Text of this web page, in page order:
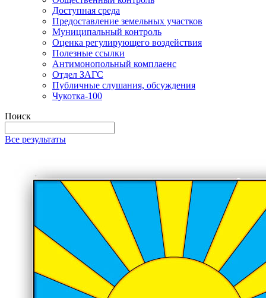
Доступная среда
Предоставление земельных участков
Муниципальный контроль
Оценка регулирующего воздействия
Полезные ссылки
Антимонопольный комплаенс
Отдел ЗАГС
Публичные слушания, обсуждения
Чукотка-100
Поиск
Все результаты